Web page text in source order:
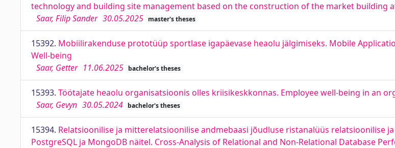
technology and building site management based on the construction of the market building
Saar, Filip Sander 30.05.2025 master's theses
15392. Mobiilirakenduse prototüüp sportlase igapäevase heaolu jälgimiseks. Mobile
Well-being
Saar, Getter 11.06.2025 bachelor's theses
15393. Töötajate heaolu organisatsioonis olles kriisikeskkonnas. Employee well-being in an
Saar, Gevyn 30.05.2024 bachelor's theses
15394. Relatsioonilise ja mitterelatsioonilise andmebaasi jõudluse ristanalüüs relatsioonilise
PostgreSQL ja MongoDB näitel. Cross-Analysis of Relational and Non-Relational Database